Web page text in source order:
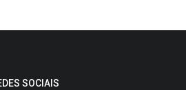
SOCIAIS